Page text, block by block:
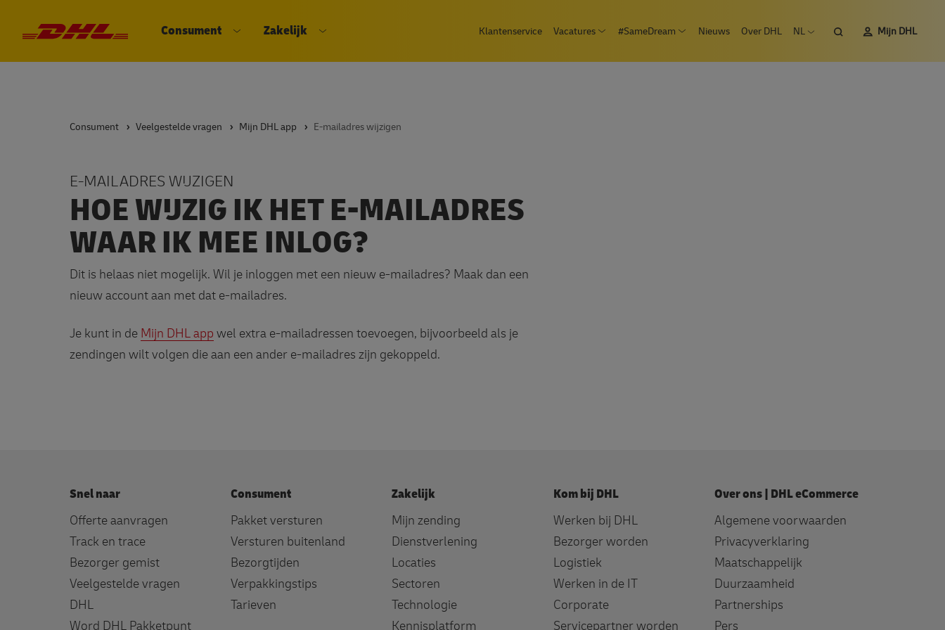
en
DHL eCommerce, ga naar de homepage
Consument
Zakelijk
Klantenservice Vacatures
Open submenu Vacatures
#SameDream
Open submenu #SameDream
Nieuws Over DHL
NL
ZoekenMijn DHL
Consument Veelgestelde vragen Mijn DHL app E-mailadres wijzigen
HOE WIJZIG IK HET E-MAILADRES
WAAR IK MEE INLOG?
E-MAILADRES WIJZIGEN
Dit is helaas niet mogelijk. Wil je inloggen met een nieuw e-mailadres? Maak dan een
nieuw account aan met dat e-mailadres.
Je kunt in de Mijn DHL app wel extra e-mailadressen toevoegen, bijvoorbeeld als je
zendingen wilt volgen die aan een ander e-mailadres zijn gekoppeld.
Snel naar
Offerte aanvragen
Track en trace
Bezorger gemist
Veelgestelde vragen
DHL
Word DHL Pakketpunt
Consument
Pakket versturen
Versturen buitenland
Bezorgtijden
Verpakkingstips
Tarieven
Zakelijk
Mijn zending
Dienstverlening
Locaties
Sectoren
Technologie
Kennisplatform
Kom bij DHL
Werken bij DHL
Bezorger worden
Logistiek
Werken in de IT
Corporate
Servicepartner worden
Over ons | DHL eCommerce
Algemene voorwaarden
Privacyverklaring
Maatschappelijk
Duurzaamheid
Partnerships
Pers